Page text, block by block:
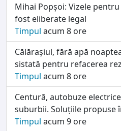
Mihai Popșoi: Vizele
fost eliberate legal
Timpul acum 8 ore
Călărașiul, fără apă
sistată pentru refacerea
Timpul acum 8 ore
Centură, autobuze
suburbii. Soluțiile propuse
Timpul acum 9 ore